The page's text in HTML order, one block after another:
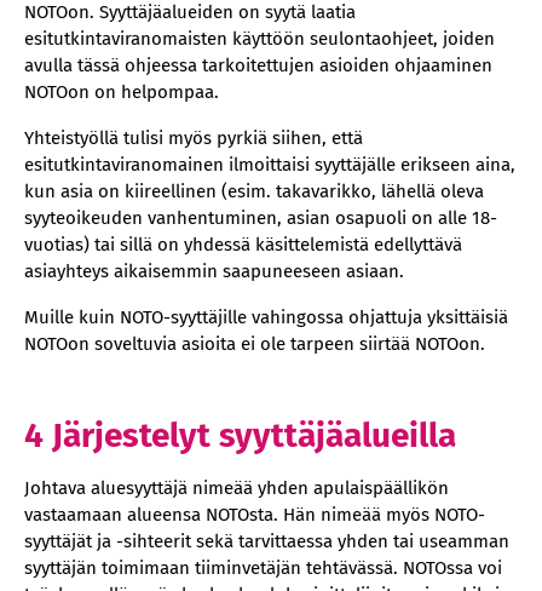
NOTOon. Syyttäjäalueiden on syytä laatia
esitutkintaviranomaisten käyttöön seulontaohjeet, joiden
avulla tässä ohjeessa tarkoitettujen asioiden ohjaaminen
NOTOon on helpompaa.
Yhteistyöllä tulisi myös pyrkiä siihen, että
esitutkintaviranomainen ilmoittaisi syyttäjälle erikseen aina,
kun asia on kiireellinen (esim. takavarikko, lähellä oleva
syyteoikeuden vanhentuminen, asian osapuoli on alle 18-
vuotias) tai sillä on yhdessä käsittelemistä edellyttävä
asiayhteys aikaisemmin saapuneeseen asiaan.
Muille kuin NOTO-syyttäjille vahingossa ohjattuja yksittäisiä
NOTOon soveltuvia asioita ei ole tarpeen siirtää NOTOon.
4 Järjestelyt syyttäjäalueilla
Johtava aluesyyttäjä nimeää yhden apulaispäällikön
vastaamaan alueensa NOTOsta. Hän nimeää myös NOTO-
syyttäjät ja -sihteerit sekä tarvittaessa yhden tai useamman
syyttäjän toimimaan tiiminvetäjän tehtävässä. NOTOssa voi